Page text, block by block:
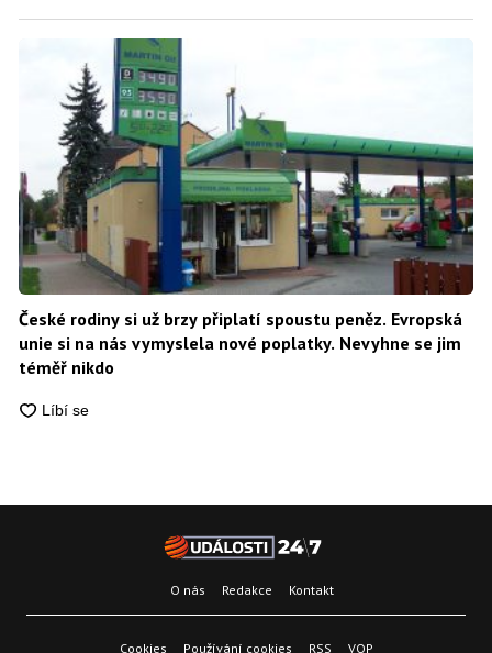
České rodiny si už brzy připlatí spoustu peněz. Evropská
unie si na nás vymyslela nové poplatky. Nevyhne se jim
téměř nikdo
O nás Redakce Kontakt
Cookies Používání cookies RSS VOP